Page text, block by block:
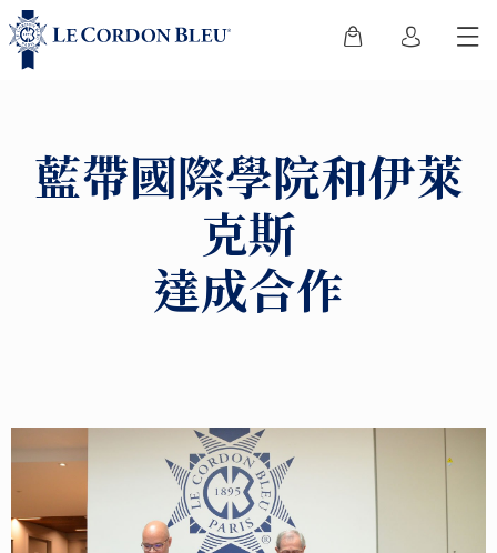
藍帶國際學院和伊萊
克斯
達成合作